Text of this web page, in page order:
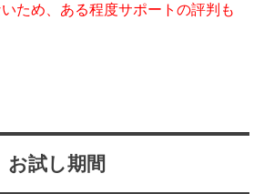
ため、ある程度サポートの評判も
お試し期間